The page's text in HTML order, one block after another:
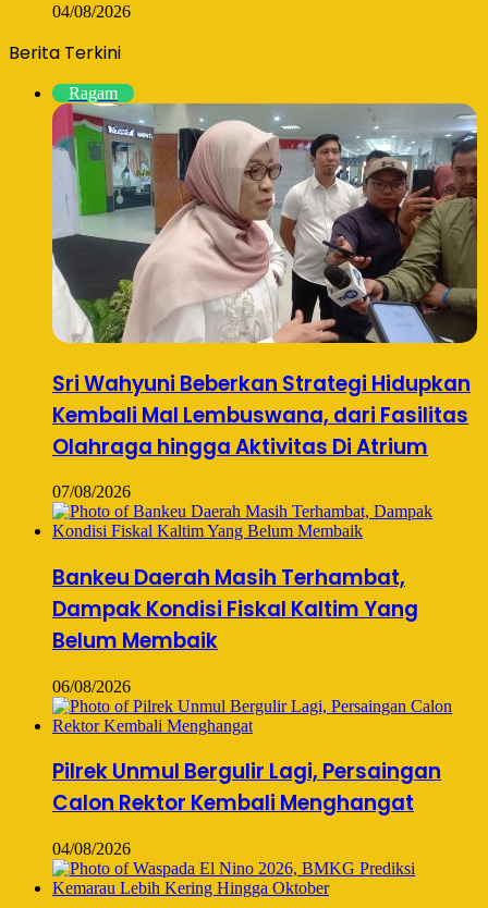
04/08/2026
Berita Terkini
Ragam
Sri Wahyuni Beberkan Strategi Hidupkan
Kembali Mal Lembuswana, dari Fasilitas
Olahraga hingga Aktivitas Di Atrium
07/08/2026
Bankeu Daerah Masih Terhambat,
Dampak Kondisi Fiskal Kaltim Yang
Belum Membaik
06/08/2026
Pilrek Unmul Bergulir Lagi, Persaingan
Calon Rektor Kembali Menghangat
04/08/2026